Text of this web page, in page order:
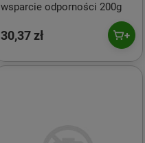
wsparcie odporności 200g
30,37 zł